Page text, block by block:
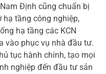
Định cũng chuẩn bị
hạ tầng công nghiệp,
hạ tầng các KCN
vào phục vụ nhà đầu tư.
tục hành chính, tạo mọi
nghiệp đến đầu tư sản